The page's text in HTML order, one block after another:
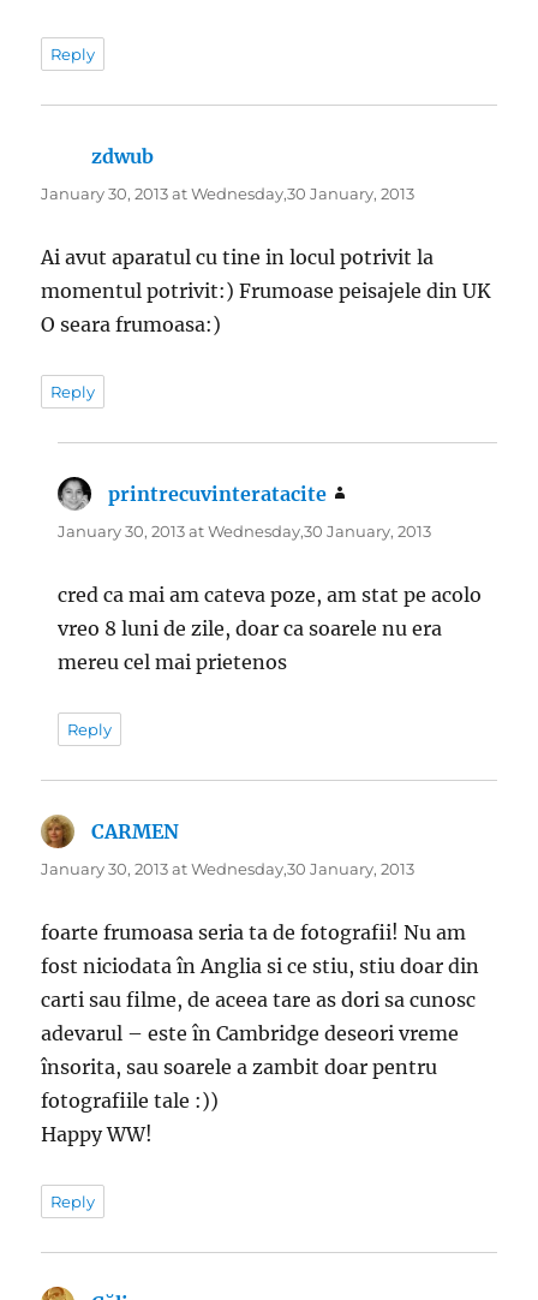
Reply
zdwub
January 30, 2013 at Wednesday,30 January, 2013
Ai avut aparatul cu tine in locul potrivit la
momentul potrivit:) Frumoase peisajele din UK
O seara frumoasa:)
Reply
printrecuvinteratacite
January 30, 2013 at Wednesday,30 January, 2013
cred ca mai am cateva poze, am stat pe acolo
vreo 8 luni de zile, doar ca soarele nu era
mereu cel mai prietenos
Reply
CARMEN
January 30, 2013 at Wednesday,30 January, 2013
foarte frumoasa seria ta de fotografii! Nu am
fost niciodata în Anglia si ce stiu, stiu doar din
carti sau filme, de aceea tare as dori sa cunosc
adevarul – este în Cambridge deseori vreme
însorita, sau soarele a zambit doar pentru
fotografiile tale :))
Happy WW!
Reply